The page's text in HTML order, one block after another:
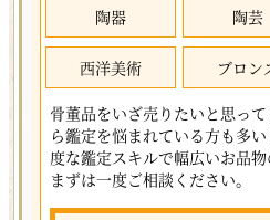
陶器 陶芸
西洋美術 ブロン
骨董品をいざ売りたいと思っ
ら鑑定を悩まれている方も多
度な鑑定スキルで幅広いお品物
まずは一度ご相談ください。